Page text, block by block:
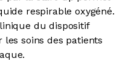
respirable oxygéné.
du dispositif
les soins des patients